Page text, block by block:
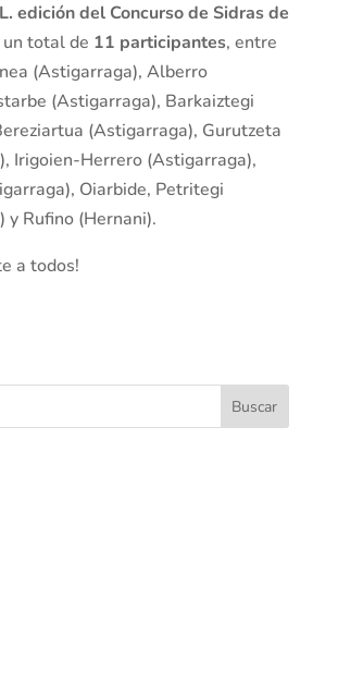
L. edición del Concurso de Sidras de
un total de 11 participantes, entre
(Astigarraga), Alberro
(Astigarraga), Barkaiztegi
(Astigarraga), Gurutzeta
Irigoien-Herrero (Astigarraga),
Oiarbide, Petritegi
y Rufino (Hernani).
a todos!